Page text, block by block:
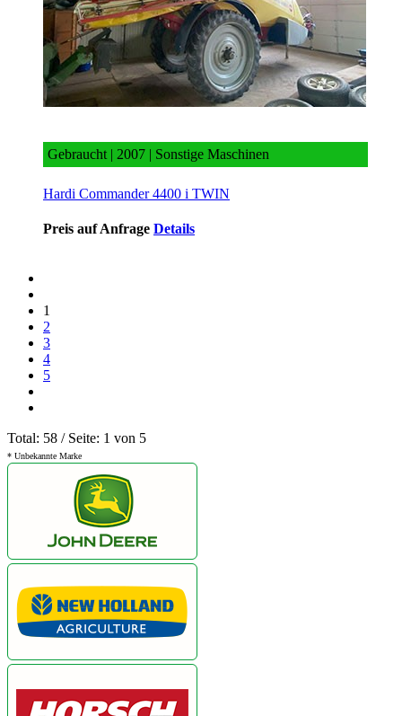
Gebraucht | 2007 | Sonstige Maschinen
Hardi Commander 4400 i TWIN
Preis auf Anfrage Details
1
2
3
4
5
Total: 58 / Seite: 1 von 5
* Unbekannte Marke